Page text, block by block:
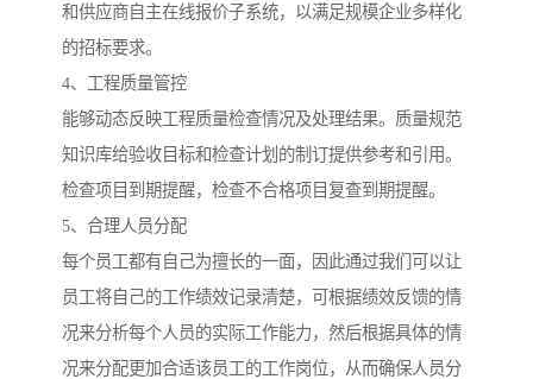
和供应商自主在线报价子系统，以满足规模企业多样化
的招标要求。
4、工程质量管控
能够动态反映工程质量检查情况及处理结果。质量规范
知识库给验收目标和检查计划的制订提供参考和引用。
检查项目到期提醒，检查不合格项目复查到期提醒。
5、合理人员分配
每个员工都有自己为擅长的一面，因此通过我们可以让
员工将自己的工作绩效记录清楚，可根据绩效反馈的情
况来分析每个人员的实际工作能力，然后根据具体的情
况来分配更加合适该员工的工作岗位，从而确保人员分